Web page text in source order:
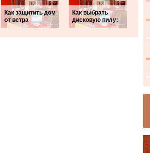
Как защитить дом
от ветра
Как выбрать
дисковую пилу: